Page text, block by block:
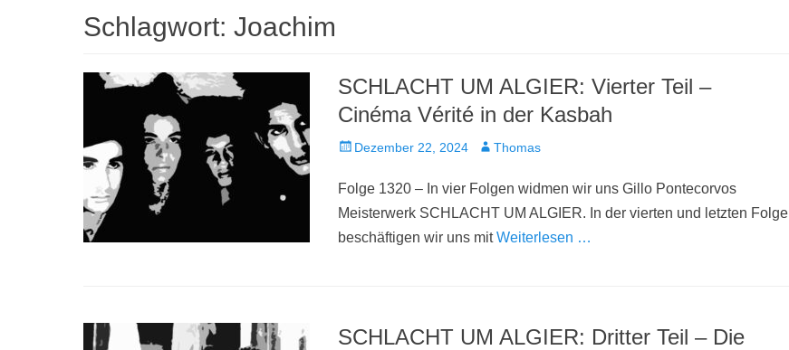
Schlagwort: Joachim
SCHLACHT UM ALGIER: Vierter Teil –
Cinéma Vérité in der Kasbah
Veröffentlicht
Dezember 22, 2024 AutorThomas
Folge 1320 – In vier Folgen widmen wir uns Gillo Pontecorvos
Meisterwerk SCHLACHT UM ALGIER. In der vierten und letzten Folge
beschäftigen wir uns mitWeiterlesen …
SCHLACHT UM ALGIER: Dritter Teil – Die